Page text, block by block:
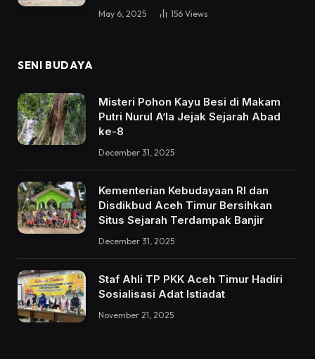
May 6, 2025 156 Views
SENI BUDAYA
Misteri Pohon Kayu Besi di Makam
Putri Nurul A’la Jejak Sejarah Abad
ke-8
December 31, 2025
Kementerian Kebudayaan RI dan
Disdikbud Aceh Timur Bersihkan
Situs Sejarah Terdampak Banjir
December 31, 2025
Staf Ahli TP PKK Aceh Timur Hadiri
Sosialisasi Adat Istiadat
November 21, 2025